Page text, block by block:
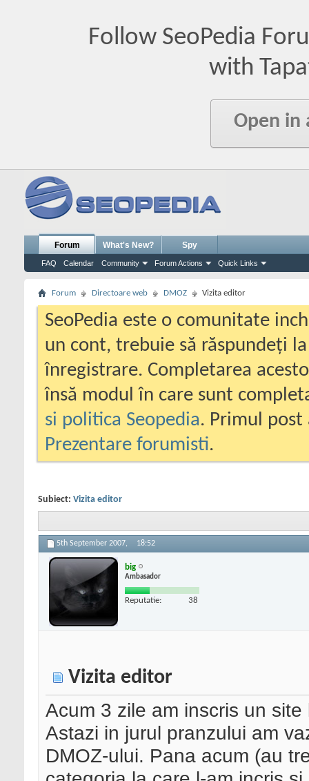
Follow SeoPedia
with
Open in
Forum
FAQ Calendar Community Forum Actions Quick Links
What's New? Spy
Forum Directoare web DMOZ Vizita editor
SeoPedia este o comunitate
un cont, trebuie să răspundeți
înregistrare. Completarea
însă modul în care sunt
si politica Seopedia. Primul
Prezentare forumisti.
Subiect: Vizita editor
5th September 2007, 18:52
big
Ambasador
Reputatie: 38
Vizita editor
Acum 3 zile am inscris un site
Astazi in jurul pranzului am
DMOZ-ului. Pana acum (au